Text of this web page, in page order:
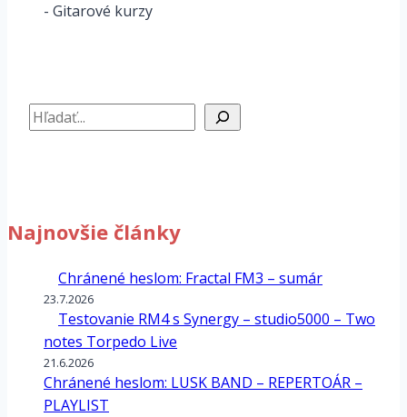
- Gitarové kurzy
Hľadať
Najnovšie články
Chránené heslom: Fractal FM3 – sumár
23.7.2026
Testovanie RM4 s Synergy – studio5000 – Two
notes Torpedo Live
21.6.2026
Chránené heslom: LUSK BAND – REPERTOÁR –
PLAYLIST